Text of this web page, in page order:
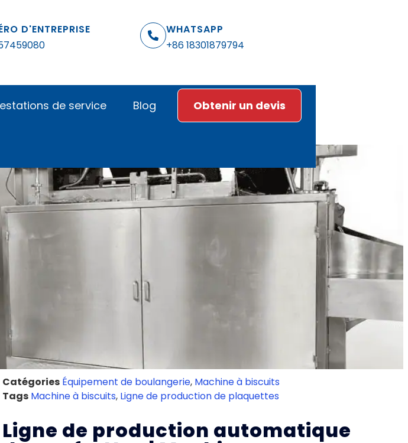
D'ENTREPRISE
WHATSAPP
+86 18301879794
de service Blog Obtenir un devis
Catégories Équipement de boulangerie, Machine à biscuits
Tags Machine à biscuits, Ligne de production de plaquettes
Ligne de production automatique